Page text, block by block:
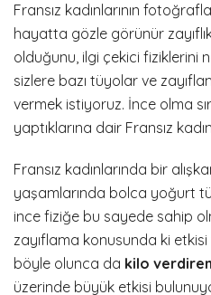
Fransız kadınlarının
hayatta gözle görünür
olduğunu, ilgi çekici fiziklerini
sizlere bazı tüyolar ve
vermek istiyoruz. İnce olma
yaptıklarına dair Fransız
Fransız kadınlarında bir
yaşamlarında bolca yoğurt
ince fiziğe bu sayede sahip
zayıflama konusunda ki etkisi
böyle olunca da kilo
üzerinde büyük etkisi